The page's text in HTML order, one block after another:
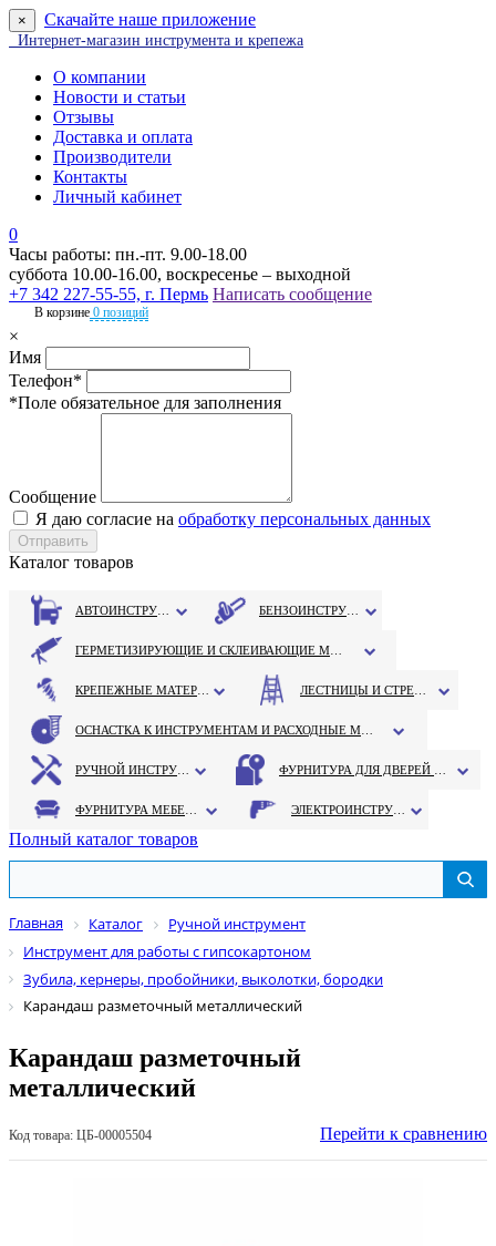
× Скачайте наше приложение
Интернет-магазин инструмента и крепежа
О компании
Новости и статьи
Отзывы
Доставка и оплата
Производители
Контакты
Личный кабинет
0
Часы работы: пн.-пт. 9.00-18.00
суббота 10.00-16.00, воскресенье – выходной
+7 342 227-55-55, г. Пермь Написать сообщение
В корзине 0 позиций
×
Имя
Телефон*
*Поле обязательное для заполнения
Сообщение
Я даю согласие на обработку персональных данных
Каталог товаров
Полный каталог товаров
Главная Каталог
Ручной инструмент
Инструмент для работы с гипсокартоном
Зубила, кернеры, пробойники, выколотки, бородки
Карандаш разметочный металлический
Карандаш разметочный
металлический
Код товара: ЦБ-00005504 Перейти к сравнению